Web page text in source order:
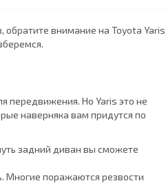
внимание на Toyota Yaris
передвижения. Но Yaris это не
наверняка вам придутся по
задний диван вы сможете
Многие поражаются резвости